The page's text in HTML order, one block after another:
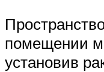
помещении
установив